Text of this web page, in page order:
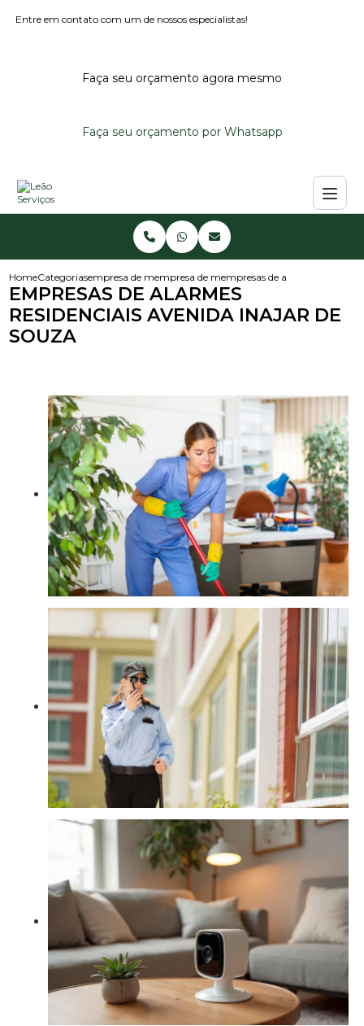
Entre em contato com um de nossos especialistas!
Faça seu orçamento agora mesmo
Faça seu orçamento por Whatsapp
HomeCategoriasempresa de monitoramento de alarmes
empresa de monitoramento de alarme
empresas de alarmes
EMPRESAS DE ALARMES
RESIDENCIAIS AVENIDA INAJAR DE
SOUZA